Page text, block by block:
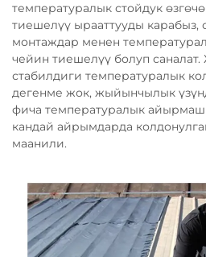
температуралык стойдук
тиешелүү ырааттууды
монтаждар менен
чейин тиешелүү болуп
стабилдиги температуралык
дегенме жок, жыйынчылык
фича температуралык
кандай айрымдарда
маанили.